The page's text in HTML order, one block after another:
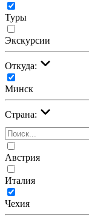
Туры
Экскурсии
Откуда:
Минск
Страна:
Австрия
Италия
Чехия